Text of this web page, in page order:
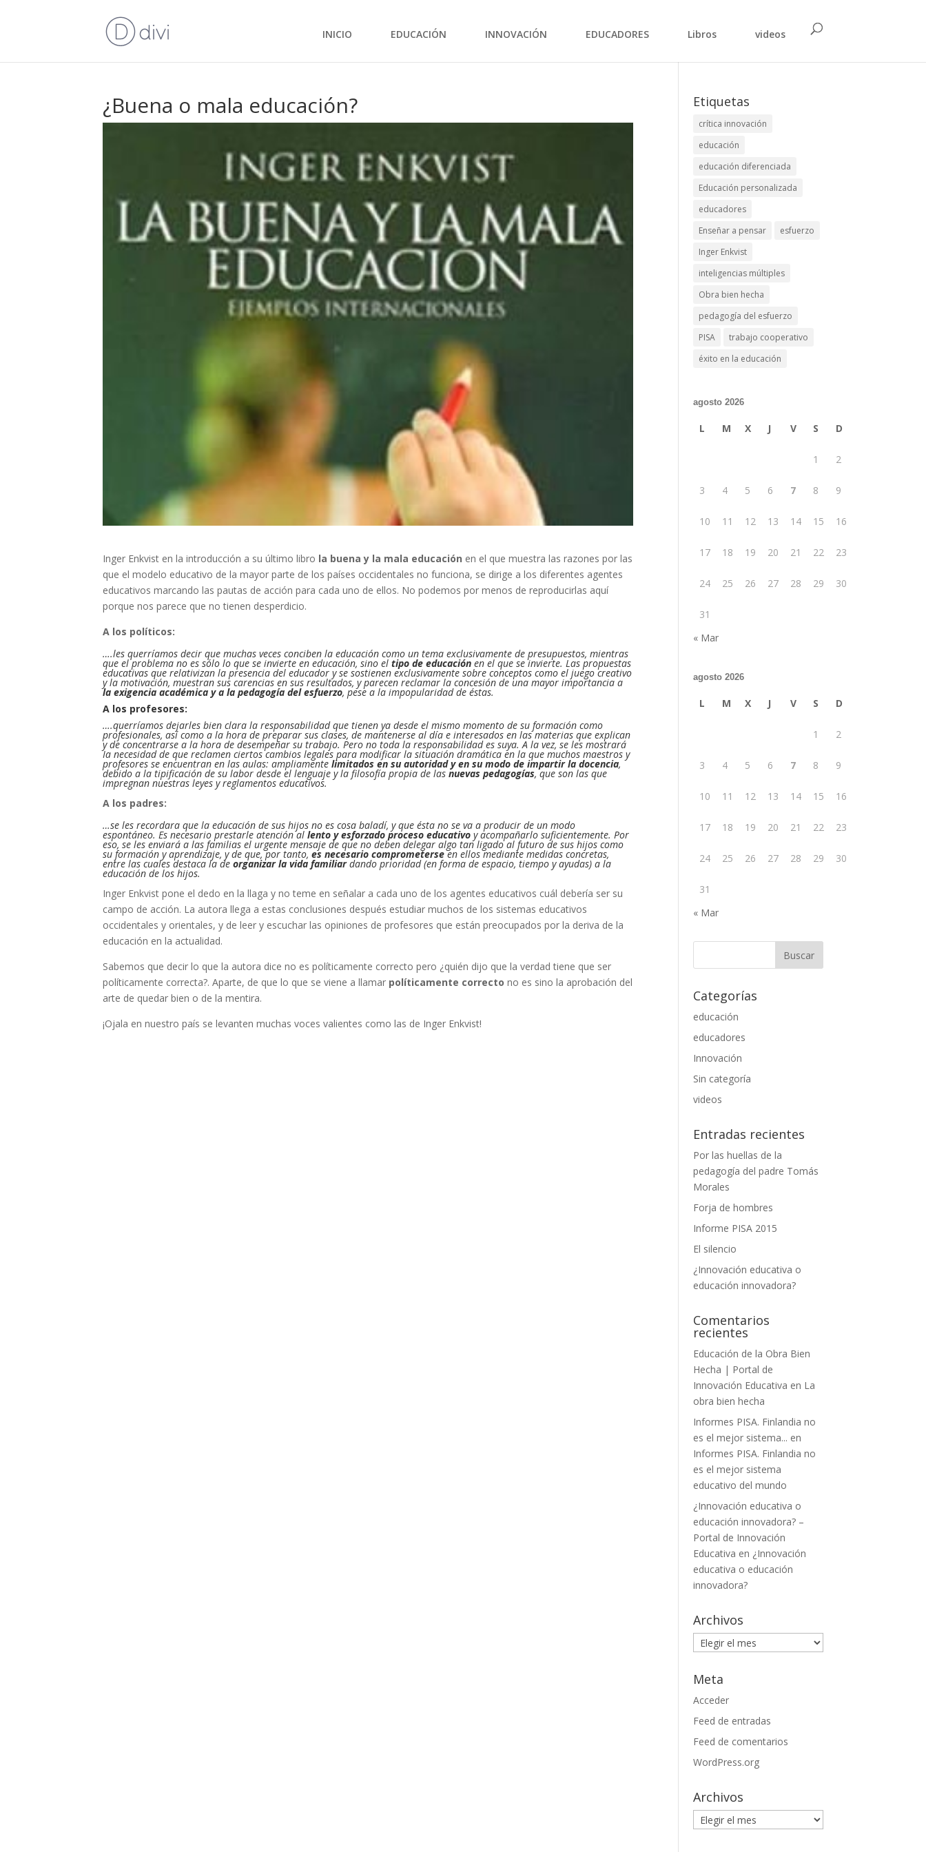
INICIO EDUCACIÓN INNOVACIÓN EDUCADORES Libros videos
¿Buena o mala educación?
Inger Enkvist en la introducción a su último libro la buena y la mala educación en el que muestra las razones por las
que el modelo educativo de la mayor parte de los países occidentales no funciona, se dirige a los diferentes agentes
educativos marcando las pautas de acción para cada uno de ellos. No podemos por menos de reproducirlas aquí
porque nos parece que no tienen desperdicio.
A los políticos:
….les querríamos decir que muchas veces conciben la educación como un tema exclusivamente de presupuestos, mientras
que el problema no es sólo lo que se invierte en educación, sino eltipo de educación en el que se invierte. Las propuestas
educativas que relativizan la presencia del educador y se sostienen exclusivamente sobre conceptos como el juego creativo
y la motivación, muestran sus carencias en sus resultados, y parecen reclamar la concesión de una mayor importancia a
la exigencia académica y a la pedagogía del esfuerzo, pese a la impopularidad de éstas.
A los profesores:
….querríamos dejarles bien clara la responsabilidad que tienen ya desde el mismo momento de su formación como
profesionales, así como a la hora de preparar sus clases, de mantenerse al día e interesados en las materias que explican
y de concentrarse a la hora de desempeñar su trabajo. Pero no toda la responsabilidad es suya. A la vez, se les mostrará
Ia necesidad de que reclamen ciertos cambios legales para modificar la situación dramática en la que muchos maestros y
profesores se encuentran en las aulas: ampliamentelimitados en su autoridad y en su modo de impartir la docencia,
debido a la tipificación de su labor desde el lenguaje y la filosofía propia de lasnuevas pedagogías, que son las que
impregnan nuestras leyes y reglamentos educativos.
A los padres:
…se les recordara que la educación de sus hijos no es cosa baladí, y que ésta no se va a producir de un modo
espontáneo. Es necesario prestarle atención allento y esforzado proceso educativo y acompañarlo suficientemente. Por
eso, se les enviará a las familias el urgente mensaje de que no deben delegar algo tan ligado al futuro de sus hijos como
su formación y aprendizaje, y de que, por tanto, es necesario comprometerseen ellos mediante medidas concretas,
entre las cuales destaca la de organizar la vida familiardando prioridad (en forma de espacio, tiempo y ayudas) a la
educación de los hijos.
Inger Enkvist pone el dedo en la llaga y no teme en señalar a cada uno de los agentes educativos cuál debería ser su
campo de acción. La autora llega a estas conclusiones después estudiar muchos de los sistemas educativos
occidentales y orientales, y de leer y escuchar las opiniones de profesores que están preocupados por la deriva de la
educación en la actualidad.
Sabemos que decir lo que la autora dice no es políticamente correcto pero ¿quién dijo que la verdad tiene que ser
políticamente correcta?. Aparte, de que lo que se viene a llamar políticamente correcto no es sino la aprobación del
arte de quedar bien o de la mentira.
¡Ojala en nuestro país se levanten muchas voces valientes como las de Inger Enkvist!
Etiquetas
crítica innovación
educación
educación diferenciada
Educación personalizada
educadores
Enseñar a pensar
esfuerzo
Inger Enkvist
inteligencias múltiples
Obra bien hecha
pedagogía del esfuerzo
PISA
trabajo cooperativo
éxito en la educación
agosto 2026
L M X J V S D
1 2
3 4 5 6 7 8 9
10 11 12 13 14 15 16
17 18 19 20 21 22 23
24 25 26 27 28 29 30
31
« Mar
agosto 2026
L M X J V S D
1 2
3 4 5 6 7 8 9
10 11 12 13 14 15 16
17 18 19 20 21 22 23
24 25 26 27 28 29 30
31
« Mar
Categorías
educación
educadores
Innovación
Sin categoría
videos
Entradas recientes
Por las huellas de la
pedagogía del padre Tomás
Morales
Forja de hombres
Informe PISA 2015
El silencio
¿Innovación educativa o
educación innovadora?
Comentarios
recientes
Educación de la Obra Bien
Hecha | Portal de
Innovación Educativa en La
obra bien hecha
Informes PISA. Finlandia no
es el mejor sistema... en
Informes PISA. Finlandia no
es el mejor sistema
educativo del mundo
¿Innovación educativa o
educación innovadora? –
Portal de Innovación
Educativa en ¿Innovación
educativa o educación
innovadora?
Archivos
Archivos
Meta
Acceder
Feed de entradas
Feed de comentarios
WordPress.org
Archivos
Archivos